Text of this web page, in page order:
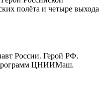
полёта и четыре выхода
России. Герой РФ.
ЦНИИМаш.